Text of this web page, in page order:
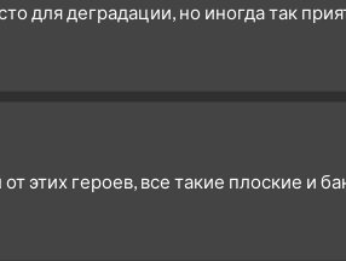
для деградации, но иногда так
от этих героев, все такие плоские и